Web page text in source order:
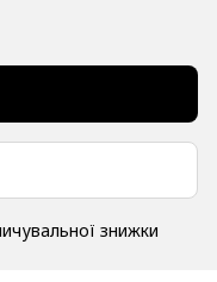
знижки